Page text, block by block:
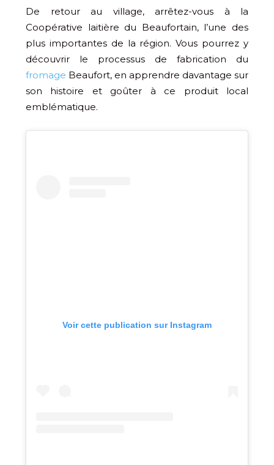
De retour au village, arrêtez-vous à la
Coopérative laitière du Beaufortain, l’une des
plus importantes de la région. Vous pourrez y
découvrir le processus de fabrication du
fromage Beaufort, en apprendre davantage sur
son histoire et goûter à ce produit local
emblématique.
Voir cette publication sur Instagram